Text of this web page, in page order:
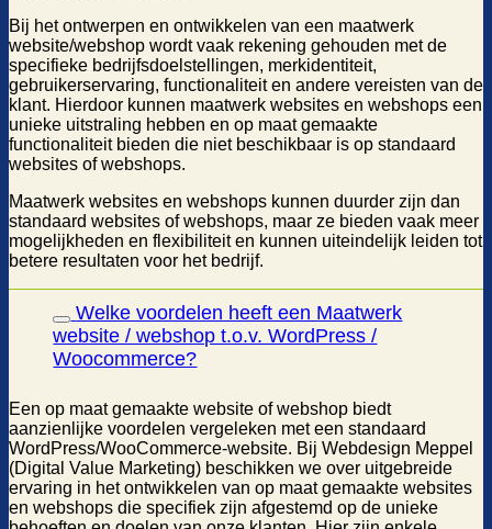
Bij het ontwerpen en ontwikkelen van een maatwerk
website/webshop wordt vaak rekening gehouden met de
specifieke bedrijfsdoelstellingen, merkidentiteit,
gebruikerservaring, functionaliteit en andere vereisten van de
klant. Hierdoor kunnen maatwerk websites en webshops een
unieke uitstraling hebben en op maat gemaakte
functionaliteit bieden die niet beschikbaar is op standaard
websites of webshops.
Maatwerk websites en webshops kunnen duurder zijn dan
standaard websites of webshops, maar ze bieden vaak meer
mogelijkheden en flexibiliteit en kunnen uiteindelijk leiden tot
betere resultaten voor het bedrijf.
Welke voordelen heeft een Maatwerk
website / webshop t.o.v. WordPress /
Woocommerce?
Een op maat gemaakte website of webshop biedt
aanzienlijke voordelen vergeleken met een standaard
WordPress/WooCommerce-website. Bij Webdesign Meppel
(Digital Value Marketing) beschikken we over uitgebreide
ervaring in het ontwikkelen van op maat gemaakte websites
en webshops die specifiek zijn afgestemd op de unieke